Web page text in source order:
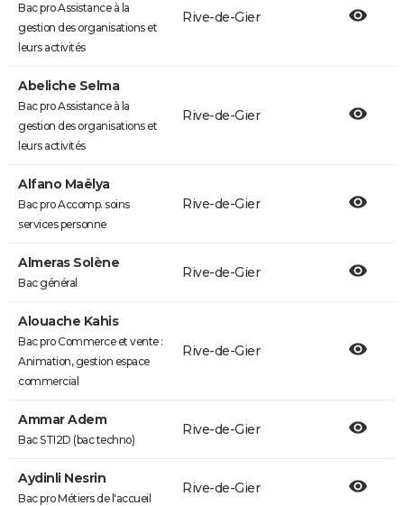
Bac pro Assistance à la
gestion des organisations et
leurs activités
Rive-de-Gier
Abeliche Selma
Bac pro Assistance à la
gestion des organisations et
leurs activités
Rive-de-Gier
Alfano Maëlya
Bac pro Accomp. soins
services personne
Rive-de-Gier
Almeras Solène
Bac général
Rive-de-Gier
Alouache Kahis
Bac pro Commerce et vente :
Animation, gestion espace
commercial
Rive-de-Gier
Ammar Adem
Bac STI2D (bac techno)
Rive-de-Gier
Aydinli Nesrin
Bac pro Métiers de l'accueil
Rive-de-Gier